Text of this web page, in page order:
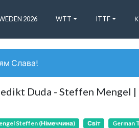
2026 WTT ITTF
Слава!
Duda - Steffen Mengel |
Steffen (Німеччина) Світ
German